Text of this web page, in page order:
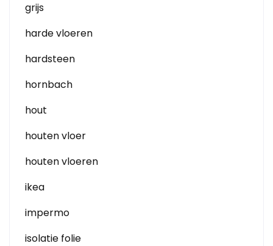
grijs
harde vloeren
hardsteen
hornbach
hout
houten vloer
houten vloeren
ikea
impermo
isolatie folie